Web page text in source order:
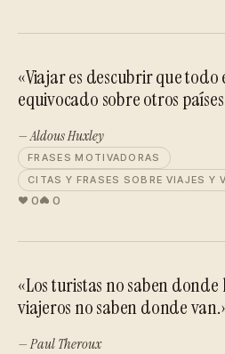
«Viajar es descubrir que
equivocado sobre otros
— Aldous Huxley
FRASES MOTIVADORAS
CITAS Y FRASES SOBRE VIAJES Y
0 0
«Los turistas no saben donde
viajeros no saben donde
— Paul Theroux